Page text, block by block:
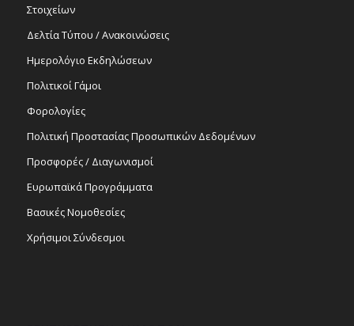
Στοιχείων
Δελτία Τύπου / Ανακοινώσεις
Ημερολόγιο Εκδηλώσεων
Πολιτικοί Γάμοι
Φορολογίες
Πολιτική Προστασίας Προσωπικών Δεδομένων
Προσφορές / Διαγωνισμοί
Ευρωπαϊκά Προγράμματα
Βασικές Νομοθεσίες
Χρήσιμοι Σύνδεσμοι